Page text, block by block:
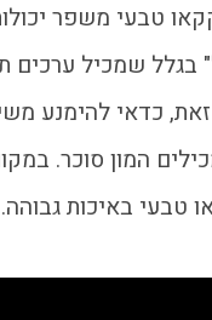
טבעי משפר יכולות
בגלל שמכיל ערכים
כדאי להימנע
המון סוכר.
טבעי באיכות גבוהה.